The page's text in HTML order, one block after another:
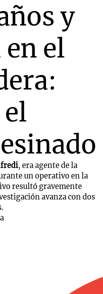
y
el
, era agente de la
un operativo en la
resultó gravemente
avanza con dos